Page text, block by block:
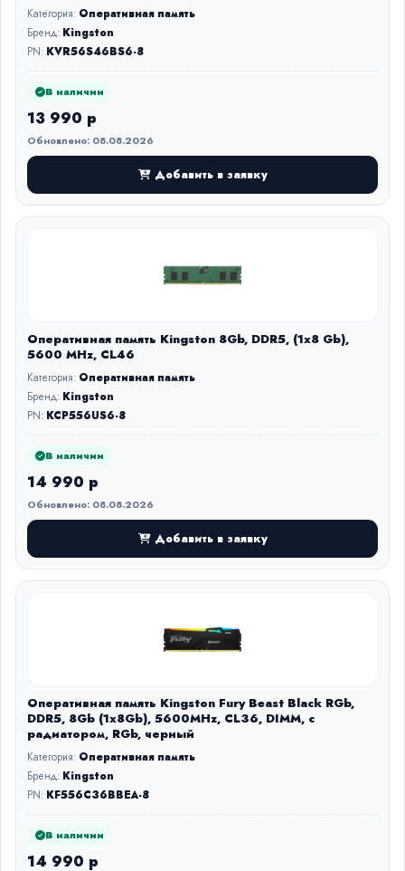
Категория: Оперативная память
Бренд: Kingston
PN: KVR56S46BS6-8
В наличии
13 990 р
Обновлено: 08.08.2026
Добавить в заявку
Оперативная память Kingston 8Gb, DDR5, (1x8 Gb),
5600 MHz, CL46
Категория: Оперативная память
Бренд: Kingston
PN: KCP556US6-8
В наличии
14 990 р
Обновлено: 08.08.2026
Добавить в заявку
Оперативная память Kingston Fury Beast Black RGb,
DDR5, 8Gb (1x8Gb), 5600MHz, CL36, DIMM, с
радиатором, RGb, черный
Категория: Оперативная память
Бренд: Kingston
PN: KF556C36BBEA-8
В наличии
14 990 р